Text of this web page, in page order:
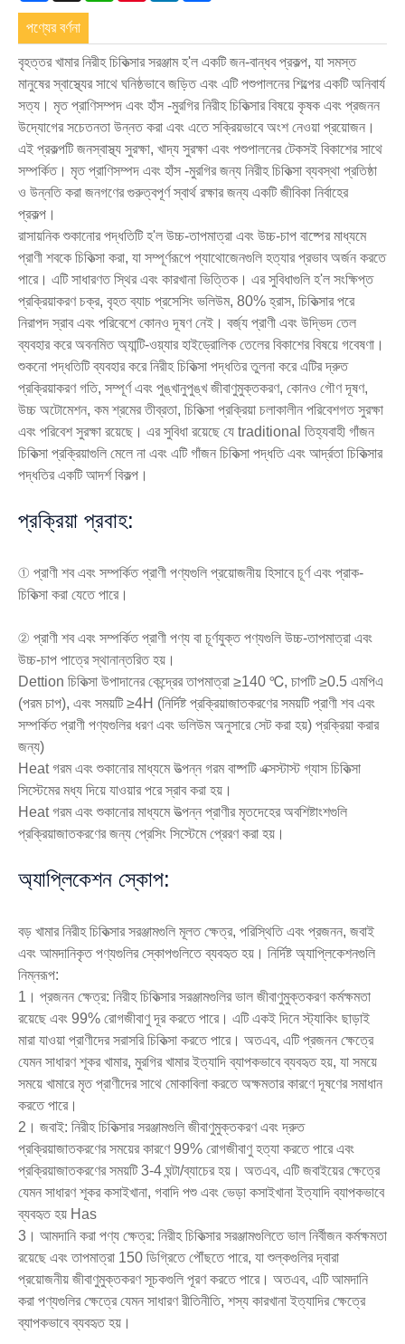
পণ্যের বর্ণনা
বৃহত্তর খামার নিরীহ চিকিত্সার সরঞ্জাম হ'ল একটি জন-বান্ধব প্রকল্প, যা সমস্ত
মানুষের স্বাস্থ্যের সাথে ঘনিষ্ঠভাবে জড়িত এবং এটি পশুপালনের শিল্পের একটি অনিবার্য
সত্য। মৃত প্রাণিসম্পদ এবং হাঁস -মুরগির নিরীহ চিকিত্সার বিষয়ে কৃষক এবং প্রজনন
উদ্যোগের সচেতনতা উন্নত করা এবং এতে সক্রিয়ভাবে অংশ নেওয়া প্রয়োজন।
এই প্রকল্পটি জনস্বাস্থ্য সুরক্ষা, খাদ্য সুরক্ষা এবং পশুপালনের টেকসই বিকাশের সাথে
সম্পর্কিত। মৃত প্রাণিসম্পদ এবং হাঁস -মুরগির জন্য নিরীহ চিকিত্সা ব্যবস্থা প্রতিষ্ঠা
ও উন্নতি করা জনগণের গুরুত্বপূর্ণ স্বার্থ রক্ষার জন্য একটি জীবিকা নির্বাহের
প্রকল্প।
রাসায়নিক শুকানোর পদ্ধতিটি হ'ল উচ্চ-তাপমাত্রা এবং উচ্চ-চাপ বাষ্পের মাধ্যমে
প্রাণী শবকে চিকিত্সা করা, যা সম্পূর্ণরূপে প্যাথোজেনগুলি হত্যার প্রভাব অর্জন করতে
পারে। এটি সাধারণত স্থির এবং কারখানা ভিত্তিক। এর সুবিধাগুলি হ'ল সংক্ষিপ্ত
প্রক্রিয়াকরণ চক্র, বৃহত ব্যাচ প্রসেসিং ভলিউম, 80% হ্রাস, চিকিত্সার পরে
নিরাপদ স্রাব এবং পরিবেশে কোনও দূষণ নেই। বর্জ্য প্রাণী এবং উদ্ভিদ তেল
ব্যবহার করে অবনমিত অ্যান্টি-ওয়্যার হাইড্রোলিক তেলের বিকাশের বিষয়ে গবেষণা।
শুকনো পদ্ধতিটি ব্যবহার করে নিরীহ চিকিত্সা পদ্ধতির তুলনা করে এটির দ্রুত
প্রক্রিয়াকরণ গতি, সম্পূর্ণ এবং পুঙ্খানুপুঙ্খ জীবাণুমুক্তকরণ, কোনও গৌণ দূষণ,
উচ্চ অটোমেশন, কম শ্রমের তীব্রতা, চিকিত্সা প্রক্রিয়া চলাকালীন পরিবেশগত সুরক্ষা
এবং পরিবেশ সুরক্ষা রয়েছে। এর সুবিধা রয়েছে যে traditional তিহ্যবাহী গাঁজন
চিকিত্সা প্রক্রিয়াগুলি মেলে না এবং এটি গাঁজন চিকিত্সা পদ্ধতি এবং আর্দ্রতা চিকিত্সার
পদ্ধতির একটি আদর্শ বিকল্প।
প্রক্রিয়া প্রবাহ:
① প্রাণী শব এবং সম্পর্কিত প্রাণী পণ্যগুলি প্রয়োজনীয় হিসাবে চূর্ণ এবং প্রাক-
চিকিত্সা করা যেতে পারে।
② প্রাণী শব এবং সম্পর্কিত প্রাণী পণ্য বা চূর্ণযুক্ত পণ্যগুলি উচ্চ-তাপমাত্রা এবং
উচ্চ-চাপ পাত্রে স্থানান্তরিত হয়।
Dettion চিকিত্সা উপাদানের কেন্দ্রের তাপমাত্রা ≥140 ℃, চাপটি ≥0.5 এমপিএ
(পরম চাপ), এবং সময়টি ≥4H (নির্দিষ্ট প্রক্রিয়াজাতকরণের সময়টি প্রাণী শব এবং
সম্পর্কিত প্রাণী পণ্যগুলির ধরণ এবং ভলিউম অনুসারে সেট করা হয়) প্রক্রিয়া করার
জন্য)
Heat গরম এবং শুকানোর মাধ্যমে উত্পন্ন গরম বাষ্পটি এক্সস্টাস্ট গ্যাস চিকিত্সা
সিস্টেমের মধ্য দিয়ে যাওয়ার পরে স্রাব করা হয়।
Heat গরম এবং শুকানোর মাধ্যমে উত্পন্ন প্রাণীর মৃতদেহের অবশিষ্টাংশগুলি
প্রক্রিয়াজাতকরণের জন্য প্রেসিং সিস্টেমে প্রেরণ করা হয়।
অ্যাপ্লিকেশন স্কোপ:
বড় খামার নিরীহ চিকিত্সার সরঞ্জামগুলি মূলত ক্ষেত্র, পরিস্থিতি এবং প্রজনন, জবাই
এবং আমদানিকৃত পণ্যগুলির স্কোপগুলিতে ব্যবহৃত হয়। নির্দিষ্ট অ্যাপ্লিকেশনগুলি
নিম্নরূপ:
1। প্রজনন ক্ষেত্র: নিরীহ চিকিত্সার সরঞ্জামগুলির ভাল জীবাণুমুক্তকরণ কর্মক্ষমতা
রয়েছে এবং 99% রোগজীবাণু দূর করতে পারে। এটি একই দিনে স্ট্যাকিং ছাড়াই
মারা যাওয়া প্রাণীদের সরাসরি চিকিত্সা করতে পারে। অতএব, এটি প্রজনন ক্ষেত্রে
যেমন সাধারণ শূকর খামার, মুরগির খামার ইত্যাদি ব্যাপকভাবে ব্যবহৃত হয়, যা সময়ে
সময়ে খামারে মৃত প্রাণীদের সাথে মোকাবিলা করতে অক্ষমতার কারণে দূষণের সমাধান
করতে পারে।
2। জবাই: নিরীহ চিকিত্সার সরঞ্জামগুলি জীবাণুমুক্তকরণ এবং দ্রুত
প্রক্রিয়াজাতকরণের সময়ের কারণে 99% রোগজীবাণু হত্যা করতে পারে এবং
প্রক্রিয়াজাতকরণের সময়টি 3-4 ঘন্টা/ব্যাচের হয়। অতএব, এটি জবাইয়ের ক্ষেত্রে
যেমন সাধারণ শূকর কসাইখানা, গবাদি পশু এবং ভেড়া কসাইখানা ইত্যাদি ব্যাপকভাবে
ব্যবহৃত হয় Has
3। আমদানি করা পণ্য ক্ষেত্র: নিরীহ চিকিত্সার সরঞ্জামগুলিতে ভাল নির্বীজন কর্মক্ষমতা
রয়েছে এবং তাপমাত্রা 150 ডিগ্রিতে পৌঁছতে পারে, যা শুল্কগুলির দ্বারা
প্রয়োজনীয় জীবাণুমুক্তকরণ সূচকগুলি পূরণ করতে পারে। অতএব, এটি আমদানি
করা পণ্যগুলির ক্ষেত্রে যেমন সাধারণ রীতিনীতি, শস্য কারখানা ইত্যাদির ক্ষেত্রে
ব্যাপকভাবে ব্যবহৃত হয়।